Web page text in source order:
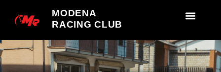
MODENA
RACING CLUB